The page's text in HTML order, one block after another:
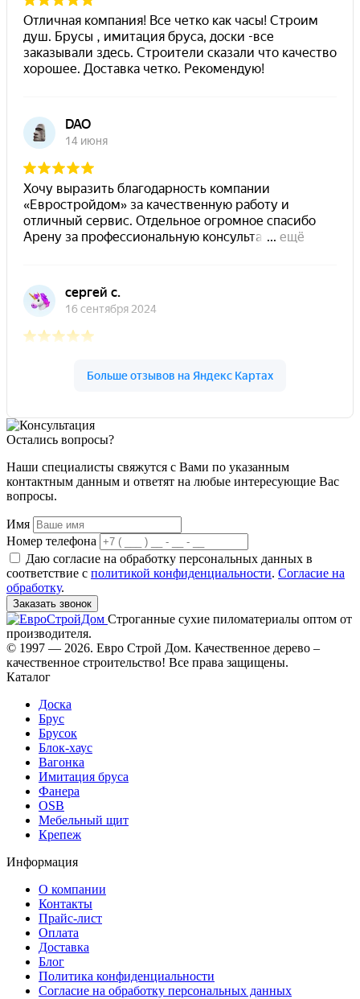
Остались вопросы?
Наши специалисты свяжутся с Вами по указанным
контактным данным и ответят на любые интересующие Вас
вопросы.
Имя
Номер телефона
Даю согласие на обработку персональных данных в
соответствие с политикой конфиденциальности. Согласие на
обработку.
Заказать звонок
Строганные сухие пиломатериалы оптом от
производителя.
© 1997 — 2026. Евро Строй Дом. Качественное дерево –
качественное строительство! Все права защищены.
Каталог
Доска
Брус
Брусок
Блок-хаус
Вагонка
Имитация бруса
Фанера
OSB
Мебельный щит
Крепеж
Информация
О компании
Контакты
Прайс-лист
Оплата
Доставка
Блог
Политика конфиденциальности
Согласие на обработку персональных данных